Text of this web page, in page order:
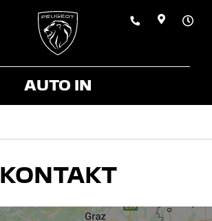
AUTO IN
KONTAKT